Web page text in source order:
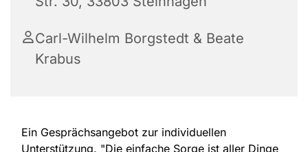
Carl-Wilhelm Borgstedt & Beate
Krabus
Ein Gesprächsangebot zur individuellen
Unterstützung. "Die einfache Sorge ist aller Dinge